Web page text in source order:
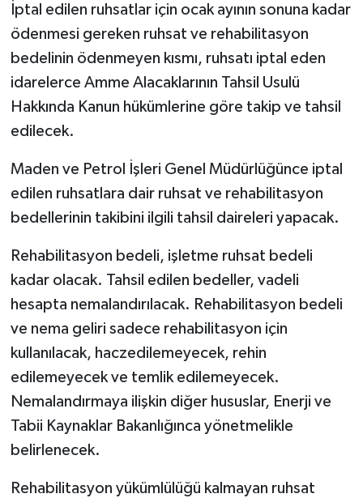
İptal edilen ruhsatlar için ocak ayının sonuna kadar
ödenmesi gereken ruhsat ve rehabilitasyon
bedelinin ödenmeyen kısmı, ruhsatı iptal eden
idarelerce Amme Alacaklarının Tahsil Usulü
Hakkında Kanun hükümlerine göre takip ve tahsil
edilecek.
Maden ve Petrol İşleri Genel Müdürlüğünce iptal
edilen ruhsatlara dair ruhsat ve rehabilitasyon
bedellerinin takibini ilgili tahsil daireleri yapacak.
Rehabilitasyon bedeli, işletme ruhsat bedeli
kadar olacak. Tahsil edilen bedeller, vadeli
hesapta nemalandırılacak. Rehabilitasyon bedeli
ve nema geliri sadece rehabilitasyon için
kullanılacak, haczedilemeyecek, rehin
edilemeyecek ve temlik edilemeyecek.
Nemalandırmaya ilişkin diğer hususlar, Enerji ve
Tabii Kaynaklar Bakanlığınca yönetmelikle
belirlenecek.
Rehabilitasyon yükümlülüğü kalmayan ruhsat